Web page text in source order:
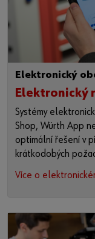
Elektronický
Elektronický
Systémy
Shop, Würth App
optimální řešení v
krátkodobých
Více o